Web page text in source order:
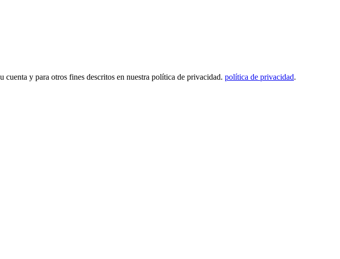
cuenta y para otros fines descritos en nuestra política de privacidad. política de privacidad.